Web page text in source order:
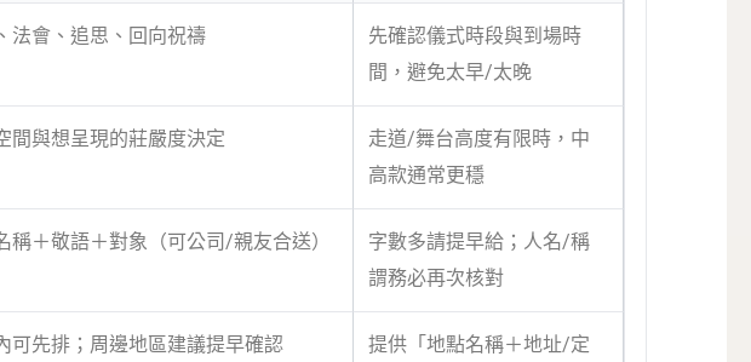
法會、追思、回向祝禱
先確認儀式時段與到場時
間，避免太早/太晚
間與想呈現的莊嚴度決定
走道/舞台高度有限時，中
高款通常更穩
稱＋敬語＋對象（可公司/親友合送）
字數多請提早給；人名/稱
謂務必再次核對
可先排；周邊地區建議提早確認
提供「地點名稱＋地址/定